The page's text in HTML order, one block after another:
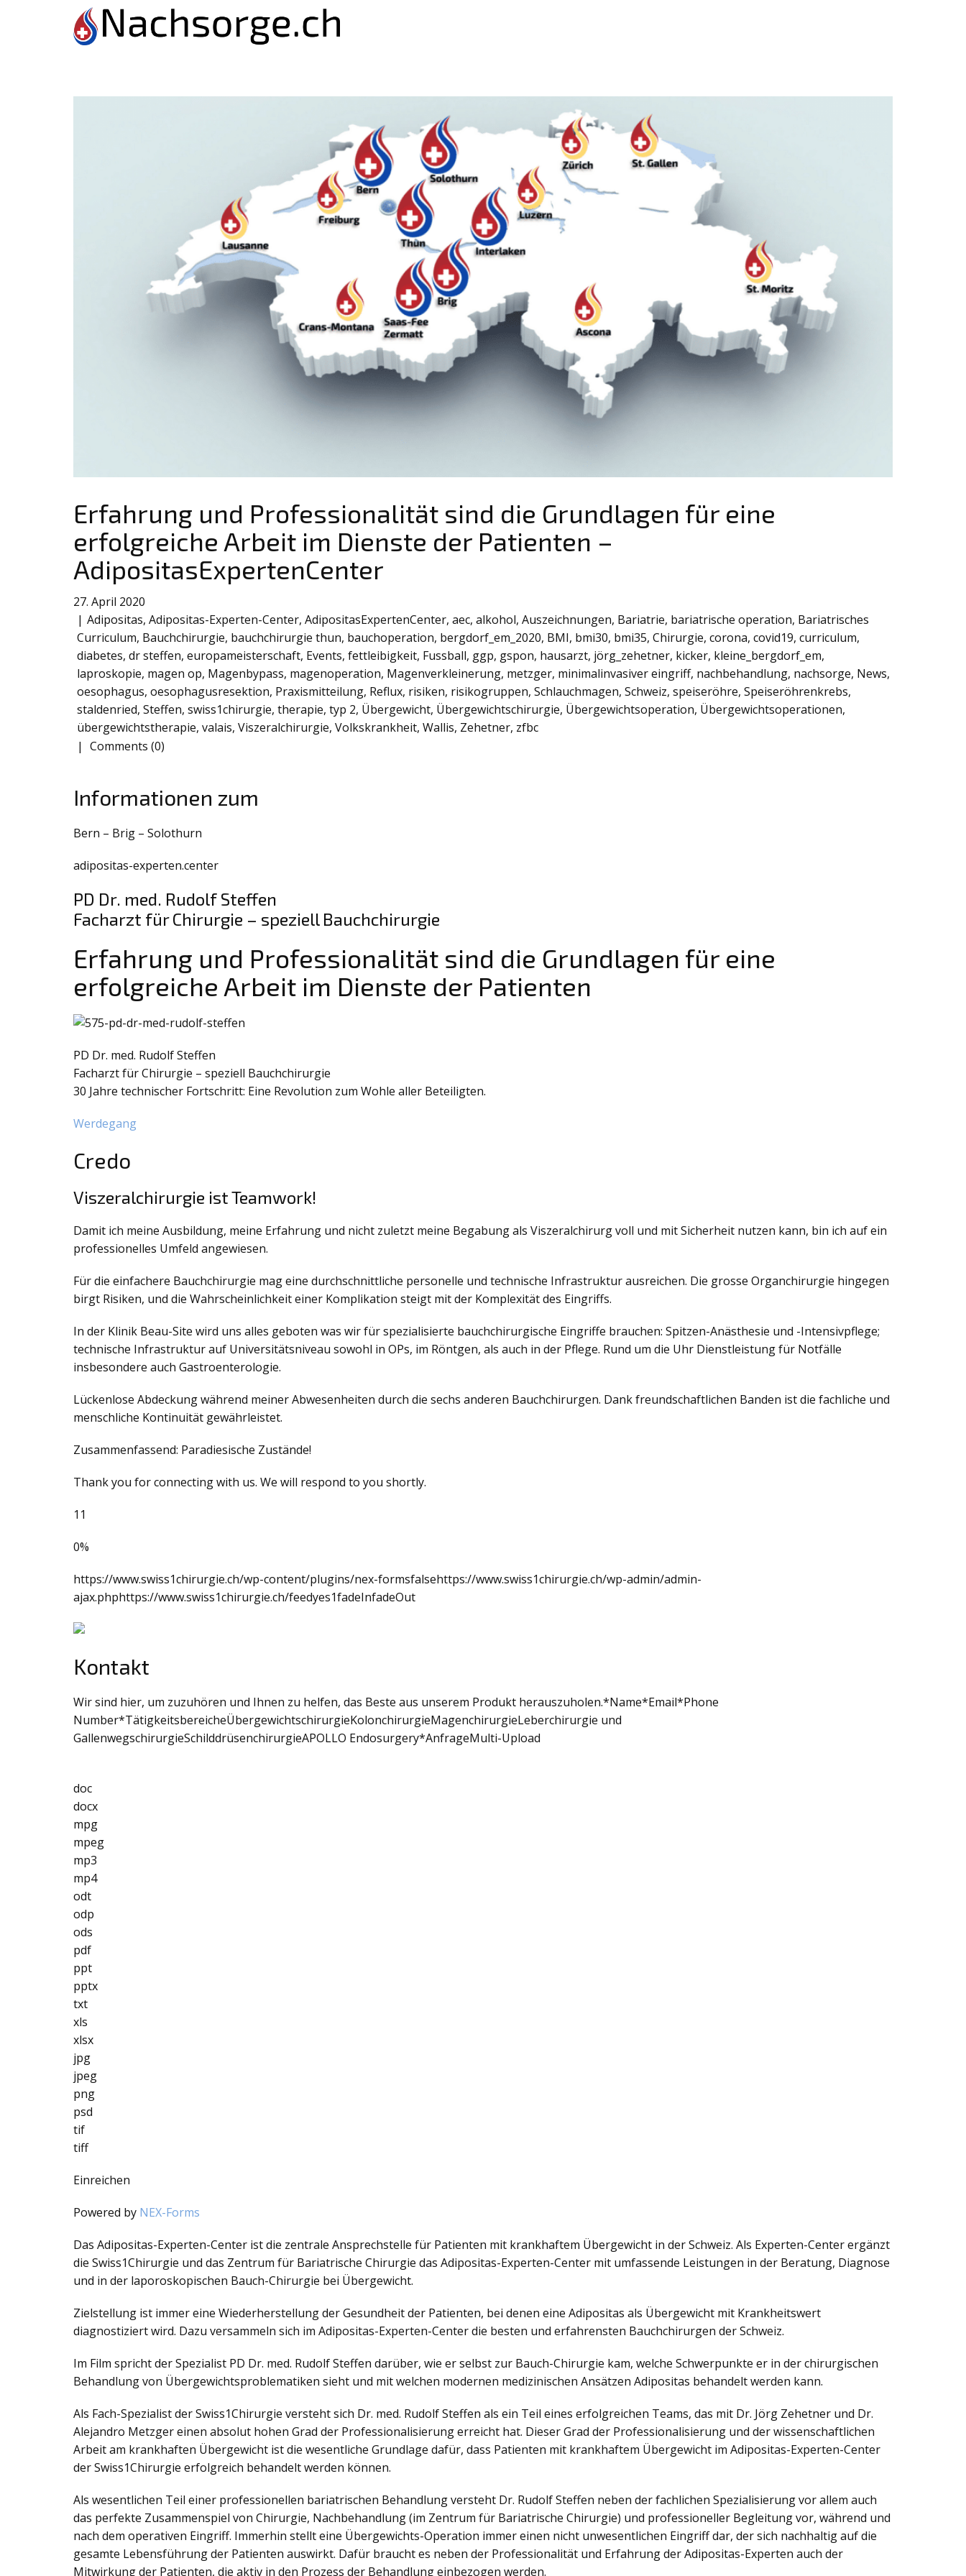
Erfahrung und Professionalität sind die Grundlagen für eine
erfolgreiche Arbeit im Dienste der Patienten –
AdipositasExpertenCenter
27. April 2020
Adipositas, Adipositas-Experten-Center, AdipositasExpertenCenter, aec, alkohol, Auszeichnungen, Bariatrie, bariatrische operation, Bariatrisches
Curriculum, Bauchchirurgie, bauchchirurgie thun, bauchoperation, bergdorf_em_2020, BMI, bmi30, bmi35, Chirurgie, corona, covid19, curriculum,
diabetes, dr steffen, europameisterschaft, Events, fettleibigkeit, Fussball, ggp, gspon, hausarzt, jörg_zehetner, kicker, kleine_bergdorf_em,
laproskopie, magen op, Magenbypass, magenoperation, Magenverkleinerung, metzger, minimalinvasiver eingriff, nachbehandlung, nachsorge, News,
oesophagus, oesophagusresektion, Praxismitteilung, Reflux, risiken, risikogruppen, Schlauchmagen, Schweiz, speiseröhre, Speiseröhrenkrebs,
staldenried, Steffen, swiss1chirurgie, therapie, typ 2, Übergewicht, Übergewichtschirurgie, Übergewichtsoperation, Übergewichtsoperationen,
übergewichtstherapie, valais, Viszeralchirurgie, Volkskrankheit, Wallis, Zehetner, zfbc
Comments (0)
Informationen zum
Bern – Brig – Solothurn
adipositas-experten.center
PD Dr. med. Rudolf Steffen
Facharzt für Chirurgie – speziell Bauchchirurgie
Erfahrung und Professionalität sind die Grundlagen für eine
erfolgreiche Arbeit im Dienste der Patienten
PD Dr. med. Rudolf Steffen
Facharzt für Chirurgie – speziell Bauchchirurgie
30 Jahre technischer Fortschritt: Eine Revolution zum Wohle aller Beteiligten.
Werdegang
Credo
Viszeralchirurgie ist Teamwork!
Damit ich meine Ausbildung, meine Erfahrung und nicht zuletzt meine Begabung als Viszeralchirurg voll und mit Sicherheit nutzen kann, bin ich auf ein
professionelles Umfeld angewiesen.
Für die einfachere Bauchchirurgie mag eine durchschnittliche personelle und technische Infrastruktur ausreichen. Die grosse Organchirurgie hingegen
birgt Risiken, und die Wahrscheinlichkeit einer Komplikation steigt mit der Komplexität des Eingriffs.
In der Klinik Beau-Site wird uns alles geboten was wir für spezialisierte bauchchirurgische Eingriffe brauchen: Spitzen-Anästhesie und -Intensivpflege;
technische Infrastruktur auf Universitätsniveau sowohl in OPs, im Röntgen, als auch in der Pflege. Rund um die Uhr Dienstleistung für Notfälle
insbesondere auch Gastroenterologie.
Lückenlose Abdeckung während meiner Abwesenheiten durch die sechs anderen Bauchchirurgen. Dank freundschaftlichen Banden ist die fachliche und
menschliche Kontinuität gewährleistet.
Zusammenfassend: Paradiesische Zustände!
Thank you for connecting with us. We will respond to you shortly.
11
0%
https://www.swiss1chirurgie.ch/wp-content/plugins/nex-formsfalsehttps://www.swiss1chirurgie.ch/wp-admin/admin-
ajax.phphttps://www.swiss1chirurgie.ch/feedyes1fadeInfadeOut
Kontakt
Wir sind hier, um zuzuhören und Ihnen zu helfen, das Beste aus unserem Produkt herauszuholen.*Name*Email*Phone
Number*TätigkeitsbereicheÜbergewichtschirurgieKolonchirurgieMagenchirurgieLeberchirurgie und
GallenwegschirurgieSchilddrüsenchirurgieAPOLLO Endosurgery*AnfrageMulti-Upload
doc
docx
mpg
mpeg
mp3
mp4
odt
odp
ods
pdf
ppt
pptx
txt
xls
xlsx
jpg
jpeg
png
psd
tif
tiff
Einreichen
Powered by NEX-Forms
Das Adipositas-Experten-Center ist die zentrale Ansprechstelle für Patienten mit krankhaftem Übergewicht in der Schweiz. Als Experten-Center ergänzt
die Swiss1Chirurgie und das Zentrum für Bariatrische Chirurgie das Adipositas-Experten-Center mit umfassende Leistungen in der Beratung, Diagnose
und in der laporoskopischen Bauch-Chirurgie bei Übergewicht.
Zielstellung ist immer eine Wiederherstellung der Gesundheit der Patienten, bei denen eine Adipositas als Übergewicht mit Krankheitswert
diagnostiziert wird. Dazu versammeln sich im Adipositas-Experten-Center die besten und erfahrensten Bauchchirurgen der Schweiz.
Im Film spricht der Spezialist PD Dr. med. Rudolf Steffen darüber, wie er selbst zur Bauch-Chirurgie kam, welche Schwerpunkte er in der chirurgischen
Behandlung von Übergewichtsproblematiken sieht und mit welchen modernen medizinischen Ansätzen Adipositas behandelt werden kann.
Als Fach-Spezialist der Swiss1Chirurgie versteht sich Dr. med. Rudolf Steffen als ein Teil eines erfolgreichen Teams, das mit Dr. Jörg Zehetner und Dr.
Alejandro Metzger einen absolut hohen Grad der Professionalisierung erreicht hat. Dieser Grad der Professionalisierung und der wissenschaftlichen
Arbeit am krankhaften Übergewicht ist die wesentliche Grundlage dafür, dass Patienten mit krankhaftem Übergewicht im Adipositas-Experten-Center
der Swiss1Chirurgie erfolgreich behandelt werden können.
Als wesentlichen Teil einer professionellen bariatrischen Behandlung versteht Dr. Rudolf Steffen neben der fachlichen Spezialisierung vor allem auch
das perfekte Zusammenspiel von Chirurgie, Nachbehandlung (im Zentrum für Bariatrische Chirurgie) und professioneller Begleitung vor, während und
nach dem operativen Eingriff. Immerhin stellt eine Übergewichts-Operation immer einen nicht unwesentlichen Eingriff dar, der sich nachhaltig auf die
gesamte Lebensführung der Patienten auswirkt. Dafür braucht es neben der Professionalität und Erfahrung der Adipositas-Experten auch der
Mitwirkung der Patienten, die aktiv in den Prozess der Behandlung einbezogen werden.